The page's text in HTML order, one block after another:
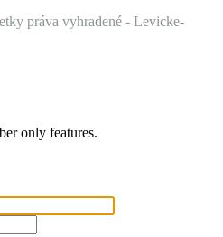
práva vyhradené - Levicke-
only features.